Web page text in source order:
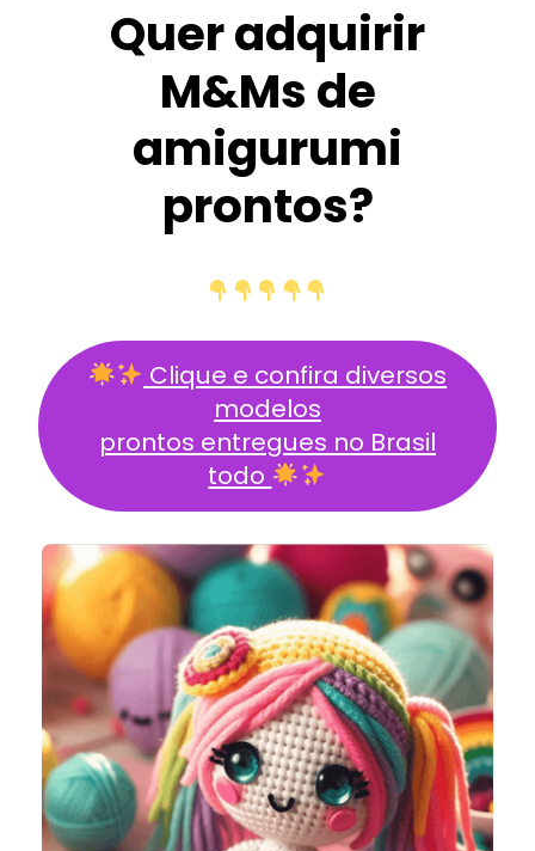
Quer adquirir
M&Ms de
amigurumi
prontos?
Clique e confira diversos
modelos
prontos entregues no Brasil
todo